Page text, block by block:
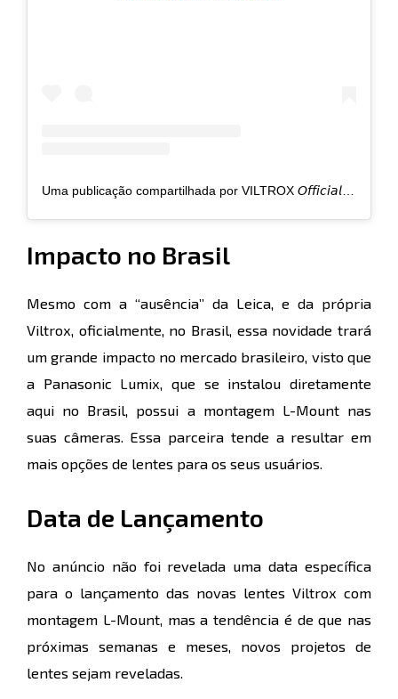
Impacto no Brasil
Mesmo com a “ausência” da Leica, e da própria
Viltrox, oficialmente, no Brasil, essa novidade trará
um grande impacto no mercado brasileiro, visto que
a Panasonic Lumix, que se instalou diretamente
aqui no Brasil, possui a montagem L-Mount nas
suas câmeras. Essa parceira tende a resultar em
mais opções de lentes para os seus usuários.
Data de Lançamento
No anúncio não foi revelada uma data específica
para o lançamento das novas lentes Viltrox com
montagem L-Mount, mas a tendência é de que nas
próximas semanas e meses, novos projetos de
lentes sejam reveladas.